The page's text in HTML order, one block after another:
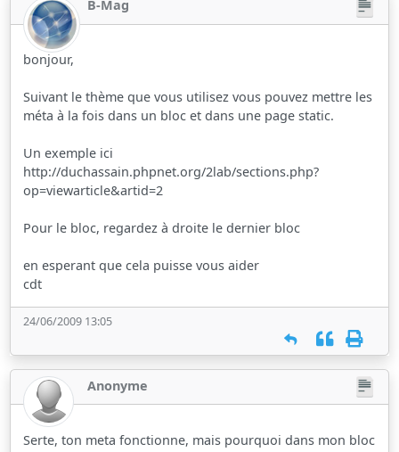
B-Mag
bonjour,
Suivant le thème que vous utilisez vous pouvez mettre les
méta à la fois dans un bloc et dans une page static.
Un exemple ici
http://duchassain.phpnet.org/2lab/sections.php?
op=viewarticle&artid=2
Pour le bloc, regardez à droite le dernier bloc
en esperant que cela puisse vous aider
cdt
24/06/2009 13:05
Anonyme
Serte, ton meta fonctionne, mais pourquoi dans mon bloc